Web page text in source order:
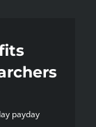
payday